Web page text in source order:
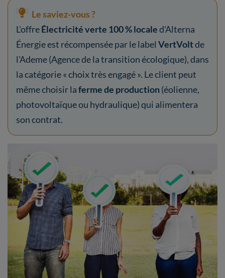
Le saviez-vous ?
L'offreÉlectricité verte 100 % localed'Alterna
Énergie est récompensée par le label VertVoltde
l'Ademe (Agence de la transition écologique), dans
la catégorie « choix très engagé ». Le client peut
même choisir laferme de production(éolienne,
photovoltaïque ou hydraulique) qui alimentera
son contrat.